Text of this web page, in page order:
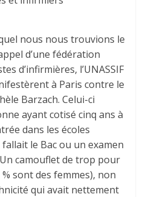
nous nous trouvions le
d’une fédération
d’infirmières, l’UNASSIF
à Paris contre le
Barzach. Celui-ci
ayant cotisé cinq ans à
dans les écoles
le Bac ou un examen
camouflet de trop pour
sont des femmes), non
qui avait nettement